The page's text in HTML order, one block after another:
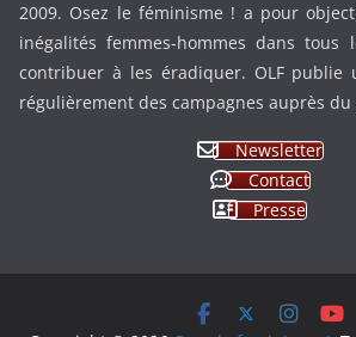
2009. Osez le féminisme ! a pour
inégalités femmes-hommes dans tous
contribuer à les éradiquer. OLF publie
régulièrement des campagnes auprès
Newsletter
Contact
Presse